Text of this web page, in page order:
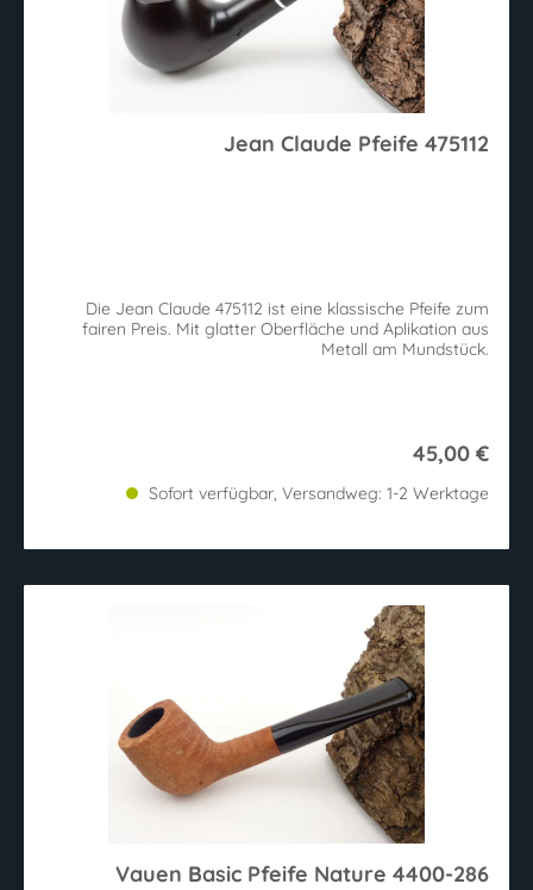
Jean Claude Pfeife 475112
Die Jean Claude 475112 ist eine klassische Pfeife zum
fairen Preis. Mit glatter Oberfläche und Aplikation aus
Metall am Mundstück.
45,00 €
Sofort verfügbar, Versandweg: 1-2 Werktage
Vauen Basic Pfeife Nature 4400-286